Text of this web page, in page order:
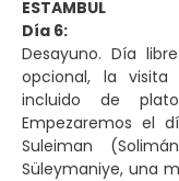
ESTAMBUL
Día 6:
Desayuno. Día
opcional, la visita
incluido de
Empezaremos el
Suleiman
Süleymaniye, una